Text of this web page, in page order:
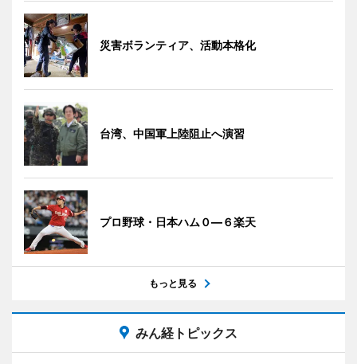
災害ボランティア、活動本格化
台湾、中国軍上陸阻止へ演習
プロ野球・日本ハム０―６楽天
もっと見る
みん経トピックス